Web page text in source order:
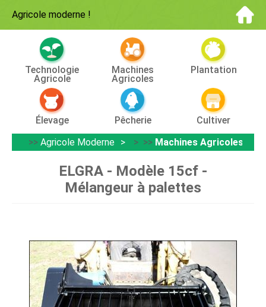
Agricole moderne !
Technologie
Agricole
Machines
Agricoles
Plantation
Élevage Pêcherie
Cultiver
>> Agricole Moderne > >> Machines Agricoles
ELGRA - Modèle 15cf -
Mélangeur à palettes